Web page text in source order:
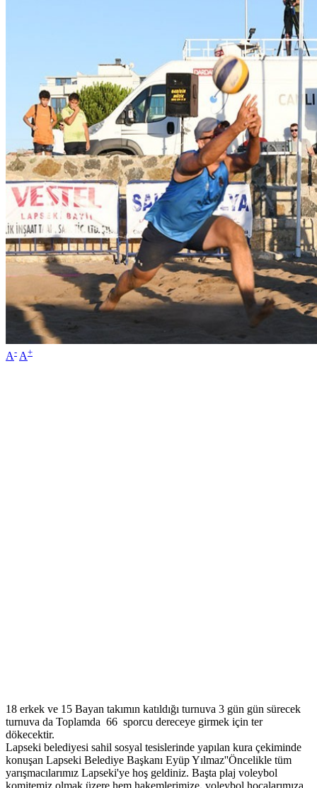
A- A+
18 erkek ve 15 Bayan takımın katıldığı turnuva 3 gün gün sürecek
turnuva da Toplamda 66 sporcu dereceye girmek için ter
dökecektir.
Lapseki belediyesi sahil sosyal tesislerinde yapılan kura çekiminde
konuşan Lapseki Belediye Başkanı Eyüp Yılmaz''Öncelikle tüm
yarışmacılarımız Lapseki'ye hoş geldiniz. Başta plaj voleybol